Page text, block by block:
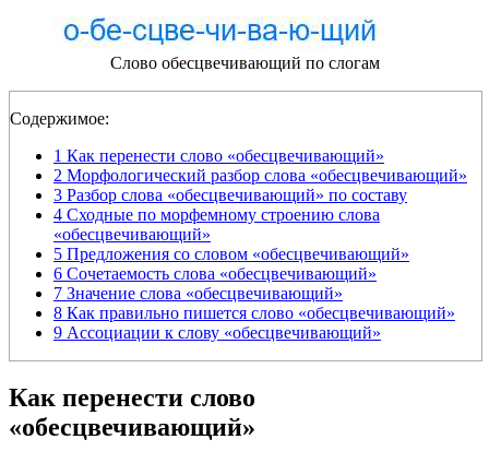
Слово обесцвечивающий по слогам
Содержимое:
1 Как перенести слово «обесцвечивающий»
2 Морфологический разбор слова «обесцвечивающий»
3 Разбор слова «обесцвечивающий» по составу
4 Сходные по морфемному строению слова
«обесцвечивающий»
5 Предложения со словом «обесцвечивающий»
6 Сочетаемость слова «обесцвечивающий»
7 Значение слова «обесцвечивающий»
8 Как правильно пишется слово «обесцвечивающий»
9 Ассоциации к слову «обесцвечивающий»
Как перенести слово
«обесцвечивающий»